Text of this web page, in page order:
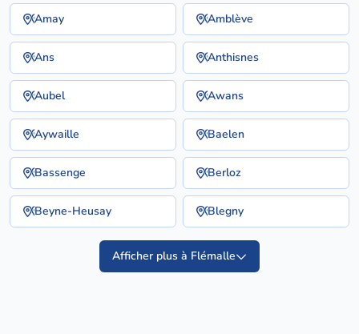
Amay Amblève
Ans Anthisnes
Aubel Awans
Aywaille Baelen
Bassenge Berloz
Beyne-Heusay Blegny
Afficher plus à Flémalle